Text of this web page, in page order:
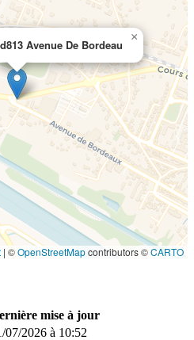
Avenue De Bordeau
×
| ©OpenStreetMapcontributors ©CARTO
mise à jour
07/2026 à 10:52